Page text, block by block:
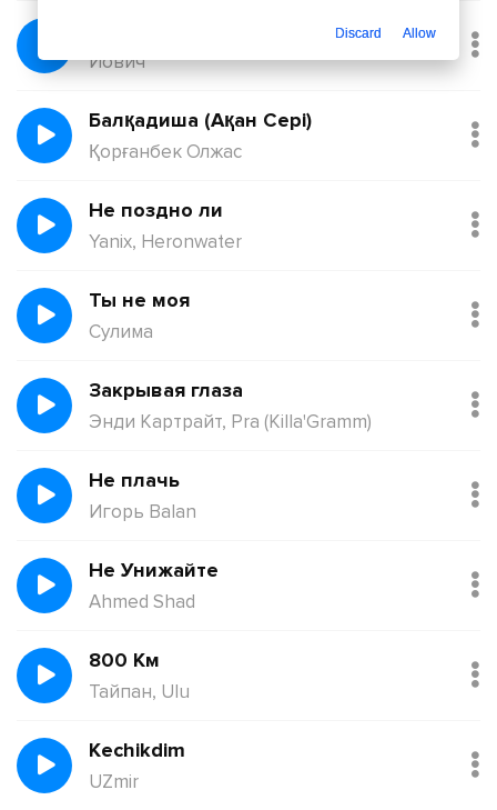
Йович
Балқадиша (Ақан Сері)
Қорғанбек Олжас
Не поздно ли
Yanix, Heronwater
Ты не моя
Сулима
Закрывая глаза
Энди Картрайт, Pra (Killa'Gramm)
Не плачь
Игорь Balan
Не Унижайте
Ahmed Shad
800 Км
Тайпан, Ulu
Kechikdim
UZmir
Discard Allow